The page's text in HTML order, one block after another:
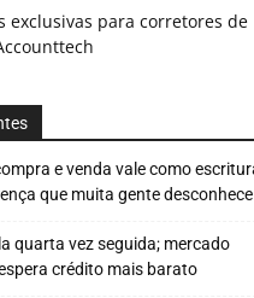
e venda vale como
que muita gente desconhece
quarta vez seguida; mercado
crédito mais barato